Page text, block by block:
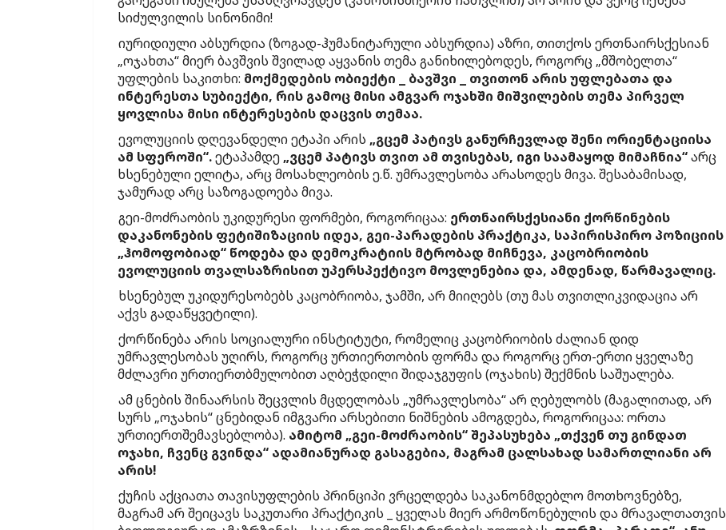
სიძულვილის სინონიმი!
იურიდიული აბსურდია (ზოგად-ჰუმანიტარული აბსურდია) აზრი, თითქოს ერთნაირსქესიან
„ოჯახთა“ მიერ ბავშვის შვილად აყვანის თემა განიხილებოდეს, როგორც „მშობელთა“
უფლების საკითხი: მოქმედების ობიექტი _ ბავშვი _ თვითონ არის უფლებათა და
ინტერესთა სუბიექტი, რის გამოც მისი ამგვარ ოჯახში მიშვილების თემა პირველ
ყოვლისა მისი ინტერესების დაცვის თემაა.
ევოლუციის დღევანდელი ეტაპი არის „გცემ პატივს განურჩევლად შენი ორიენტაციისა
ამ სფეროში“.ეტაპამდე „ვცემ პატივს თვით ამ თვისებას, იგი საამაყოდ მიმაჩნია“არც
ხსენებული ელიტა, არც მოსახლეობის ე.წ. უმრავლესობა არასოდეს მივა. შესაბამისად,
ჯამურად არც საზოგადოება მივა.
გეი-მოძრაობის უკიდურესი ფორმები, როგორიცაა: ერთნაირსქესიანი ქორწინების
დაკანონების ფეტიშიზაციის იდეა, გეი-პარადების პრაქტიკა, საპირისპირო პოზიციის
„ჰომოფობიად“ წოდება და დემოკრატიის მტრობად მიჩნევა, კაცობრიობის
ევოლუციის თვალსაზრისით უპერსპექტივო მოვლენებია და, ამდენად, წარმავალიც.
ხსენებულ უკიდურესობებს კაცობრიობა, ჯამში, არ მიიღებს (თუ მას თვითლიკვიდაცია არ
აქვს გადაწყვეტილი).
ქორწინება არის სოციალური ინსტიტუტი, რომელიც კაცობრიობის ძალიან დიდ
უმრავლესობას უღირს, როგორც ურთიერთობის ფორმა და როგორც ერთ-ერთი ყველაზე
მძლავრი ურთიერთბმულობით აღბეჭდილი შიდაჯგუფის (ოჯახის) შექმნის საშუალება.
ამ ცნების შინაარსის შეცვლის მცდელობას „უმრავლესობა“ არ ღებულობს (მაგალითად, არ
სურს „ოჯახის“ ცნებიდან იმგვარი არსებითი ნიშნების ამოგდება, როგორიცაა: ორთა
ურთიერთშემავსებლობა). ამიტომ „გეი-მოძრაობის“ შეპასუხება „თქვენ თუ გინდათ
ოჯახი, ჩვენც გვინდა“ ადამიანურად გასაგებია, მაგრამ ცალსახად სამართლიანი არ
არის!
ქუჩის აქციათა თავისუფლების პრინციპი ვრცელდება საკანონმდებლო მოთხოვნებზე,
მაგრამ არ შეიცავს საკუთარი პრაქტიკის _ ყველას მიერ არმოწონებულის და მრავალთათვის